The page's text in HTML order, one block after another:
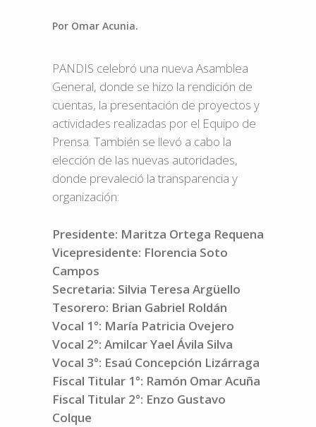
Por Omar Acunia.
PANDIS celebró una nueva Asamblea
General, donde se hizo la rendición de
cuentas, la presentación de proyectos y
actividades realizadas por el Equipo de
Prensa. También se llevó a cabo la
elección de las nuevas autoridades,
donde prevaleció la transparencia y
organización:
Presidente: Maritza Ortega Requena
Vicepresidente: Florencia Soto
Campos
Secretaria: Silvia Teresa Argüello
Tesorero: Brian Gabriel Roldán
Vocal 1°: María Patricia Ovejero
Vocal 2°: Amilcar Yael Ávila Silva
Vocal 3°: Esaú Concepción Lizárraga
Fiscal Titular 1°: Ramón Omar Acuña
Fiscal Titular 2°: Enzo Gustavo
Colque